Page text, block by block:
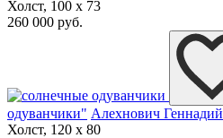
Холст, 100 x 73
260 000 руб.
одуванчики" Алехнович Геннадий
Холст, 120 x 80